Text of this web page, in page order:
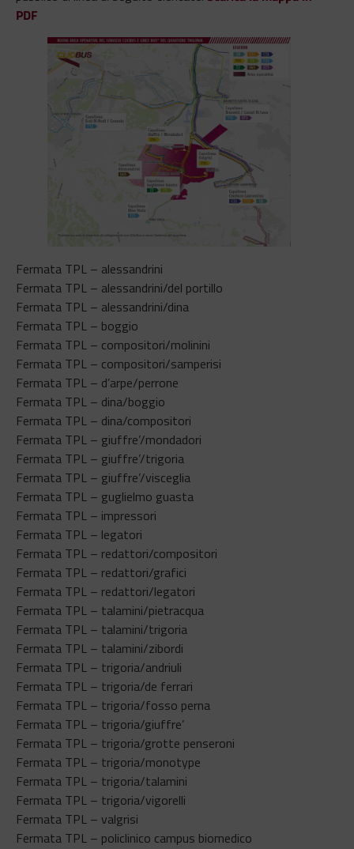
PDF
Fermata TPL – alessandrini
Fermata TPL – alessandrini/del portillo
Fermata TPL – alessandrini/dina
Fermata TPL – boggio
Fermata TPL – compositori/molinini
Fermata TPL – compositori/samperisi
Fermata TPL – d’arpe/perrone
Fermata TPL – dina/boggio
Fermata TPL – dina/compositori
Fermata TPL – giuffre’/mondadori
Fermata TPL – giuffre’/trigoria
Fermata TPL – giuffre’/visceglia
Fermata TPL – guglielmo guasta
Fermata TPL – impressori
Fermata TPL – legatori
Fermata TPL – redattori/compositori
Fermata TPL – redattori/grafici
Fermata TPL – redattori/legatori
Fermata TPL – talamini/pietracqua
Fermata TPL – talamini/trigoria
Fermata TPL – talamini/zibordi
Fermata TPL – trigoria/andriuli
Fermata TPL – trigoria/de ferrari
Fermata TPL – trigoria/fosso perna
Fermata TPL – trigoria/giuffre’
Fermata TPL – trigoria/grotte penseroni
Fermata TPL – trigoria/monotype
Fermata TPL – trigoria/talamini
Fermata TPL – trigoria/vigorelli
Fermata TPL – valgrisi
Fermata TPL – policlinico campus biomedico